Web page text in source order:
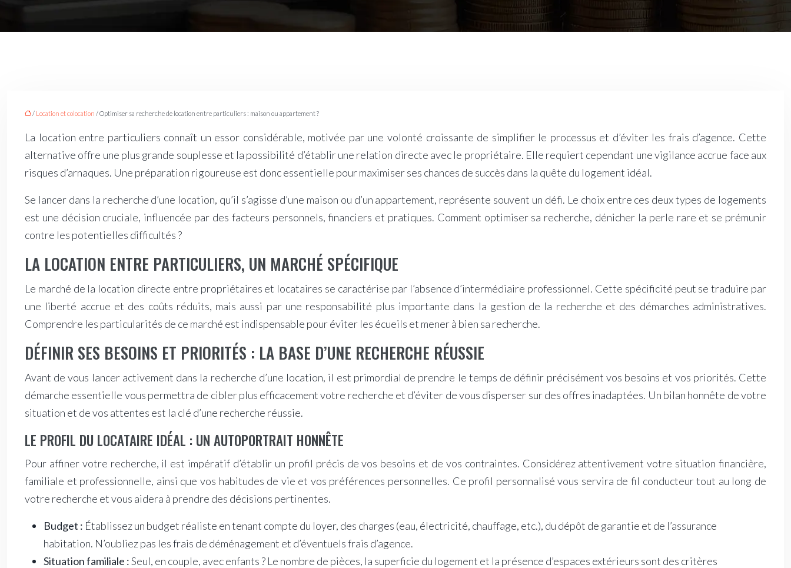
/ Location et colocation / Optimiser sa recherche de location entre particuliers : maison ou appartement ?
La location entre particuliers connaît un essor considérable, motivée par une volonté croissante de simplifier le processus et d’éviter les frais d’agence. Cette
alternative offre une plus grande souplesse et la possibilité d’établir une relation directe avec le propriétaire. Elle requiert cependant une vigilance accrue face aux
risques d’arnaques. Une préparation rigoureuse est donc essentielle pour maximiser ses chances de succès dans la quête du logement idéal.
Se lancer dans la recherche d’une location, qu’il s’agisse d’une maison ou d’un appartement, représente souvent un défi. Le choix entre ces deux types de logements
est une décision cruciale, influencée par des facteurs personnels, financiers et pratiques. Comment optimiser sa recherche, dénicher la perle rare et se prémunir
contre les potentielles difficultés ?
LA LOCATION ENTRE PARTICULIERS, UN MARCHÉ SPÉCIFIQUE
Le marché de la location directe entre propriétaires et locataires se caractérise par l’absence d’intermédiaire professionnel. Cette spécificité peut se traduire par
une liberté accrue et des coûts réduits, mais aussi par une responsabilité plus importante dans la gestion de la recherche et des démarches administratives.
Comprendre les particularités de ce marché est indispensable pour éviter les écueils et mener à bien sa recherche.
DÉFINIR SES BESOINS ET PRIORITÉS : LA BASE D’UNE RECHERCHE RÉUSSIE
Avant de vous lancer activement dans la recherche d’une location, il est primordial de prendre le temps de définir précisément vos besoins et vos priorités. Cette
démarche essentielle vous permettra de cibler plus efficacement votre recherche et d’éviter de vous disperser sur des offres inadaptées. Un bilan honnête de votre
situation et de vos attentes est la clé d’une recherche réussie.
LE PROFIL DU LOCATAIRE IDÉAL : UN AUTOPORTRAIT HONNÊTE
Pour affiner votre recherche, il est impératif d’établir un profil précis de vos besoins et de vos contraintes. Considérez attentivement votre situation financière,
familiale et professionnelle, ainsi que vos habitudes de vie et vos préférences personnelles. Ce profil personnalisé vous servira de fil conducteur tout au long de
votre recherche et vous aidera à prendre des décisions pertinentes.
Budget : Établissez un budget réaliste en tenant compte du loyer, des charges (eau, électricité, chauffage, etc.), du dépôt de garantie et de l’assurance
habitation. N’oubliez pas les frais de déménagement et d’éventuels frais d’agence.
Situation familiale :Seul, en couple, avec enfants ? Le nombre de pièces, la superficie du logement et la présence d’espaces extérieurs sont des critères